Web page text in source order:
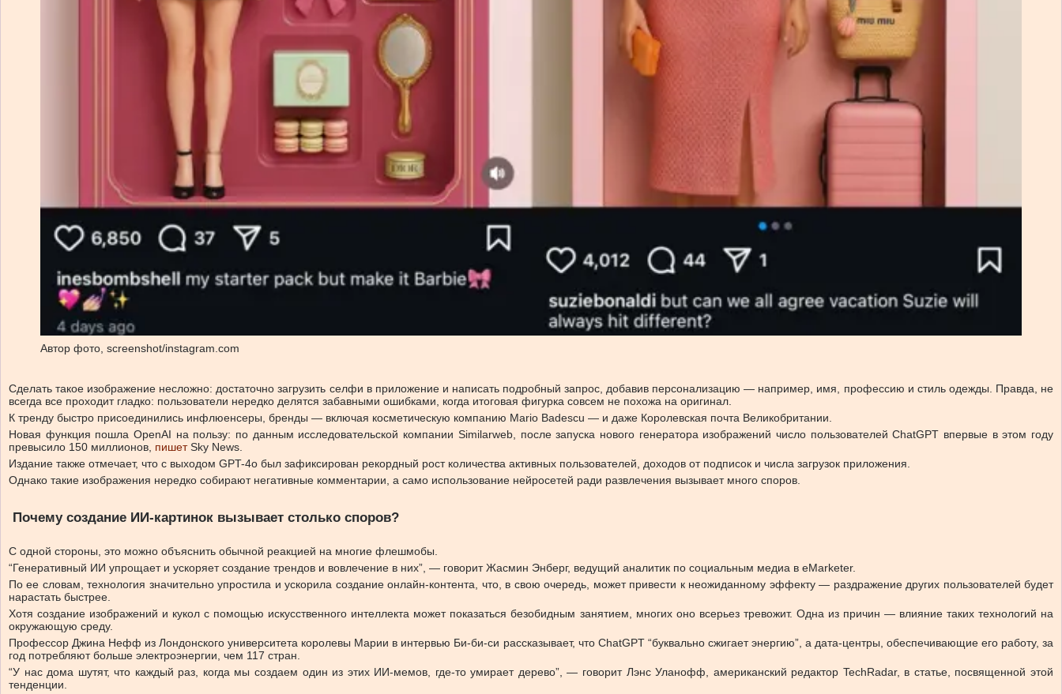
Автор фото, screenshot/instagram.com
Сделать такое изображение несложно: достаточно загрузить селфи в приложение и написать подробный запрос, добавив персонализацию — например, имя, профессию и стиль одежды. Правда, не
всегда все проходит гладко: пользователи нередко делятся забавными ошибками, когда итоговая фигурка совсем не похожа на оригинал.
К тренду быстро присоединились инфлюенсеры, бренды — включая косметическую компанию Mario Badescu — и даже Королевская почта Великобритании.
Новая функция пошла OpenAI на пользу: по данным исследовательской компании Similarweb, после запуска нового генератора изображений число пользователей ChatGPT впервые в этом году
превысило 150 миллионов, пишетSky News.
Издание также отмечает, что с выходом GPT-4o был зафиксирован рекордный рост количества активных пользователей, доходов от подписок и числа загрузок приложения.
Однако такие изображения нередко собирают негативные комментарии, а само использование нейросетей ради развлечения вызывает много споров.
Почему создание ИИ-картинок вызывает столько споров?
С одной стороны, это можно объяснить обычной реакцией на многие флешмобы.
“Генеративный ИИ упрощает и ускоряет создание трендов и вовлечение в них”, — говорит Жасмин Энберг, ведущий аналитик по социальным медиа в eMarketer.
По ее словам, технология значительно упростила и ускорила создание онлайн-контента, что, в свою очередь, может привести к неожиданному эффекту — раздражение других пользователей будет
нарастать быстрее.
Хотя создание изображений и кукол с помощью искусственного интеллекта может показаться безобидным занятием, многих оно всерьез тревожит. Одна из причин — влияние таких технологий на
окружающую среду.
Профессор Джина Нефф из Лондонского университета королевы Марии в интервью Би-би-си рассказывает, что ChatGPT “буквально сжигает энергию”, а дата-центры, обеспечивающие его работу, за
год потребляют больше электроэнергии, чем 117 стран.
“У нас дома шутят, что каждый раз, когда мы создаем один из этих ИИ-мемов, где-то умирает дерево”, — говорит Лэнс Уланофф, американский редактор TechRadar, в статье, посвященной этой
тенденции.